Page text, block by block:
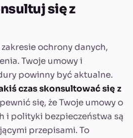
się z
zakresie ochrony danych,
Twoje umowy i
powinny być aktualne.
czas skonsultować się z
się, że Twoje umowy o
i polityki bezpieczeństwa są
przepisami. To